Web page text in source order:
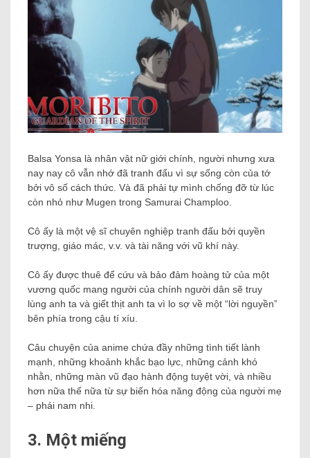
Balsa Yonsa là nhân vật nữ giới chính, người nhưng xưa
nay nay cô vẫn nhớ đã tranh đấu vì sự sống còn của tớ
bởi vô số cách thức. Và đã phải tự mình chống đỡ từ lúc
còn nhỏ như Mugen trong Samurai Champloo.
Cô ấy là một vệ sĩ chuyên nghiệp tranh đấu bởi quyền
trượng, giáo mác, v.v. và tài năng với vũ khí này.
Cô ấy được thuê để cứu và bảo đảm hoàng tử của một
vương quốc mang người của chính người dân sẽ truy
lùng anh ta và giết thịt anh ta vì lo sợ về một “lời nguyền”
bên phía trong cậu tí xíu.
Câu chuyện của anime chứa đầy những tình tiết lành
mạnh, những khoảnh khắc bạo lực, những cảnh khó
nhằn, những màn vũ đạo hành động tuyệt vời, và nhiều
hơn nữa thế nữa từ sự biến hóa năng động của người mẹ
– phái nam nhi.
3. Một miếng